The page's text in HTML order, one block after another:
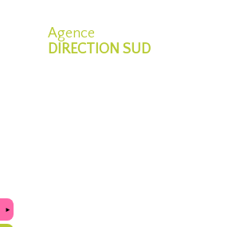
Agence
DIRECTION SUD
►